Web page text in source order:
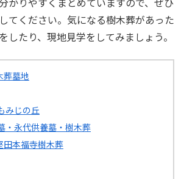
てください。気になる樹木葬があった
したり、現地見学をしてみましょう。
葬墓地
みじの丘
・永代供養墓・樹木葬
田本福寺樹木葬